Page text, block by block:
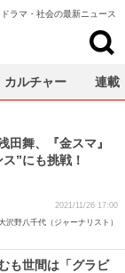
ラマ・社会の最新ニュース
舞、『金スマ』
”にも挑戦！
2021/11/26 17:00
沢野八千代（ジャーナリスト）
も世間は「グラビ
カルチャー 連載